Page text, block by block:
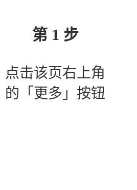
第 1 步
点击该页右上角
的「更多」按钮